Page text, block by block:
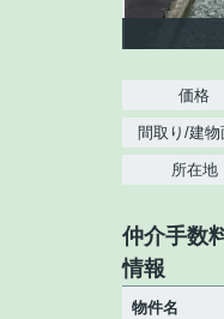
価格
間取り/建物
所在地
仲介手数
情報
物件名